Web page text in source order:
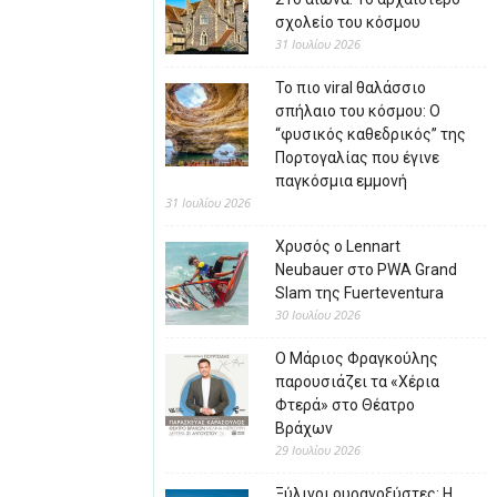
σχολείο του κόσμου
31 Ιουλίου 2026
Το πιο viral θαλάσσιο
σπήλαιο του κόσμου: Ο
“φυσικός καθεδρικός” της
Πορτογαλίας που έγινε
παγκόσμια εμμονή
31 Ιουλίου 2026
Χρυσός ο Lennart
Neubauer στο PWA Grand
Slam της Fuerteventura
30 Ιουλίου 2026
Ο Μάριος Φραγκούλης
παρουσιάζει τα «Χέρια
Φτερά» στο Θέατρο
Βράχων
29 Ιουλίου 2026